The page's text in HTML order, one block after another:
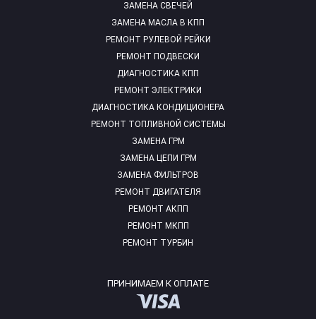
ЗАМЕНА СВЕЧЕЙ
ЗАМЕНА МАСЛА В КПП
РЕМОНТ РУЛЕВОЙ РЕЙКИ
РЕМОНТ ПОДВЕСКИ
ДИАГНОСТИКА КПП
РЕМОНТ ЭЛЕКТРИКИ
ДИАГНОСТИКА КОНДИЦИОНЕРА
РЕМОНТ ТОПЛИВНОЙ СИСТЕМЫ
ЗАМЕНА ГРМ
ЗАМЕНА ЦЕПИ ГРМ
ЗАМЕНА ФИЛЬТРОВ
РЕМОНТ ДВИГАТЕЛЯ
РЕМОНТ АКПП
РЕМОНТ МКПП
РЕМОНТ ТУРБИН
ПРИНИМАЕМ К ОПЛАТЕ